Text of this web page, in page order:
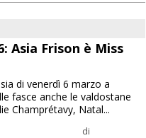
Asia Frison è Miss
di
di venerdì 6 marzo a
fasce anche le valdostane
Champrétavy, Natal...